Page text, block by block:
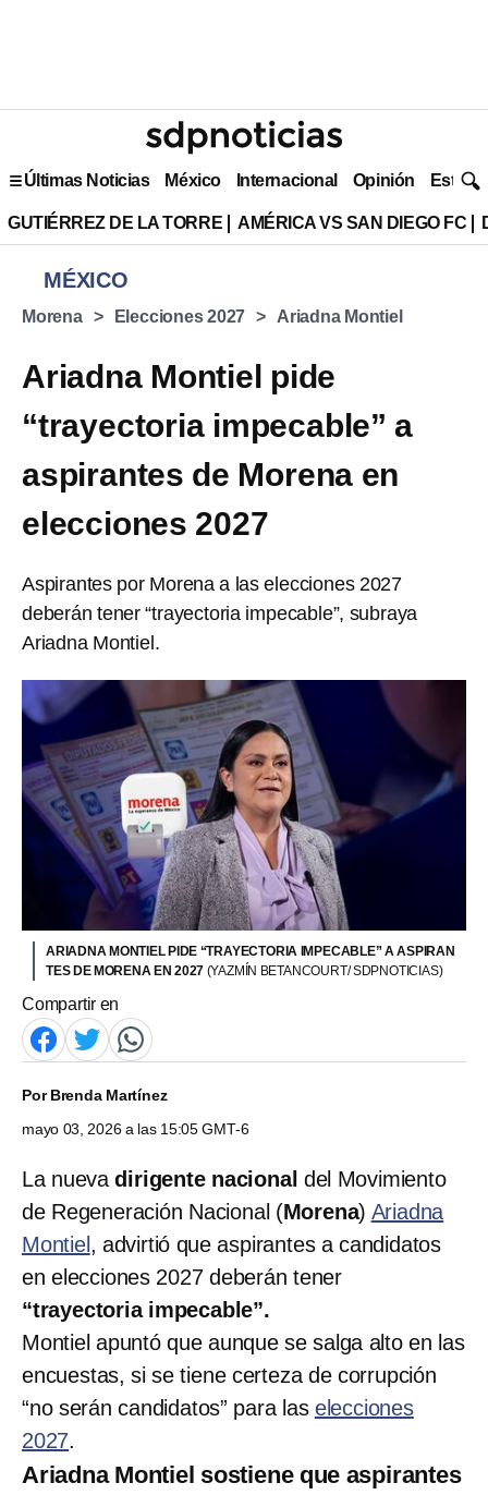
Últimas Noticias México Internacional Opinión Estilo
GUTIÉRREZ DE LA TORRE AMÉRICA VS SAN DIEGO FC
MÉXICO
Morena Elecciones 2027 Ariadna Montiel
Ariadna Montiel pide
“trayectoria impecable” a
aspirantes de Morena en
elecciones 2027
Aspirantes por Morena a las elecciones 2027
deberán tener “trayectoria impecable”, subraya
Ariadna Montiel.
ARIADNA MONTIEL PIDE “TRAYECTORIA IMPECABLE” A ASPIRAN
TES DE MORENA EN 2027 (YAZMÍN BETANCOURT/ SDPNOTICIAS)
Compartir en
PorBrenda Martínez
mayo 03, 2026 a las 15:05 GMT-6
La nuevadirigente nacional del Movimiento
de Regeneración Nacional (Morena) Ariadna
Montiel , advirtió que aspirantes a candidatos
en elecciones 2027 deberán tener
“trayectoria impecable”.
Montiel apuntó que aunque se salga alto en las
encuestas, si se tiene certeza de corrupción
“no serán candidatos” para las elecciones
2027.
Ariadna Montiel sostiene que aspirantes